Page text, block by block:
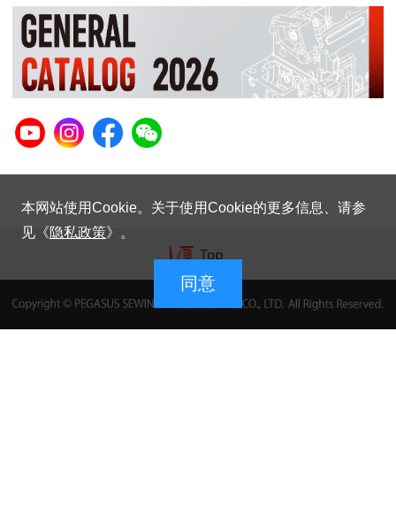
本网站使用Cookie。关于使用Cookie的更多信息、请参
见《隐私政策》。
同意